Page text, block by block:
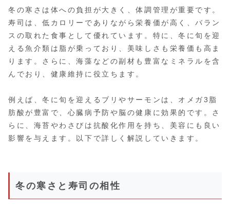
冬の寒さは体への負担が大きく、体調管理が重要です。
寿司は、低カロリーでありながら栄養価が高く、バラン
スの取れた食事として優れています。特に、冬に旬を迎
える魚介類は脂が乗っており、美味しさも栄養価も高ま
ります。さらに、海藻などの副材も豊富なミネラルを含
んでおり、健康維持に役立ちます。
例えば、冬に旬を迎えるブリやサーモンは、オメガ3脂
肪酸が豊富で、心臓病予防や脳の健康に効果的です。さ
らに、海苔やわさびは抗酸化作用を持ち、美容にも良い
影響を与えます。以下で詳しく解説していきます。
冬の寒さと寿司の相性